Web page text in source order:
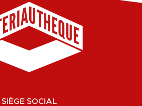
SIÈGE SOCIAL